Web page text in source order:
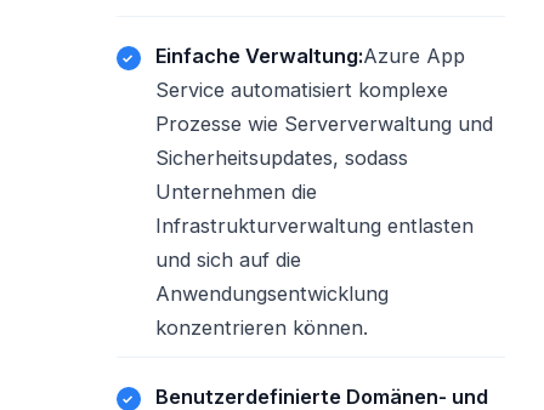
Einfache Verwaltung:Azure App
Service automatisiert komplexe
Prozesse wie Serververwaltung und
Sicherheitsupdates, sodass
Unternehmen die
Infrastrukturverwaltung entlasten
und sich auf die
Anwendungsentwicklung
konzentrieren können.
Benutzerdefinierte Domänen- und